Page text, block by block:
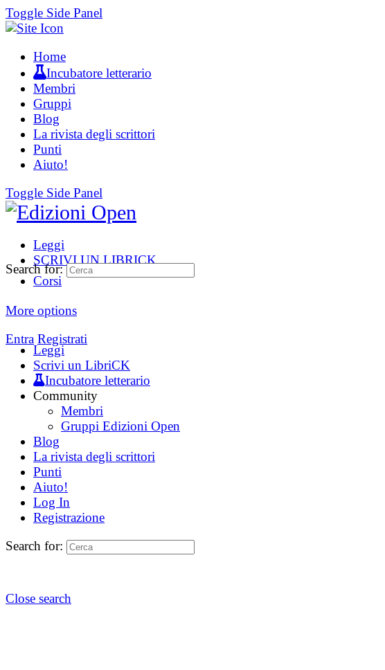
Toggle Side Panel
Home
Incubatore letterario
Membri
Gruppi
Blog
La rivista degli scrittori
Punti
Aiuto!
Toggle Side Panel
Leggi
SCRIVI UN LIBRICK
Corsi
More options
Entra Registrati
Search for:
Leggi
Scrivi un LibriCK
Incubatore letterario
Community
Membri
Gruppi Edizioni Open
Blog
La rivista degli scrittori
Punti
Aiuto!
Log In
Registrazione
Search for:
Close search